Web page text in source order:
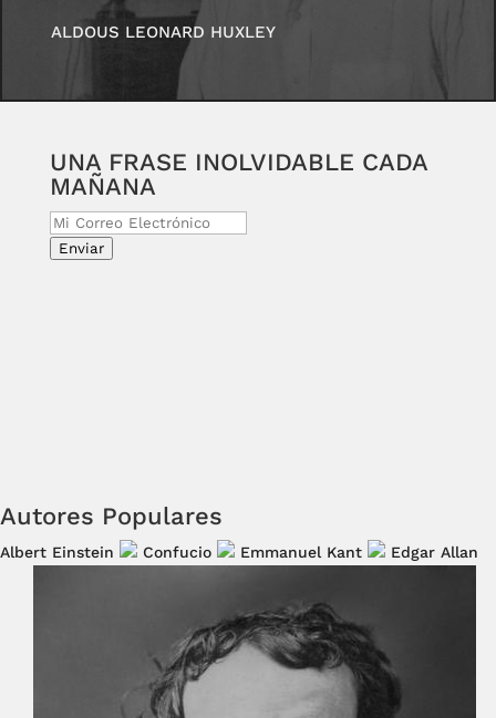
ALDOUS LEONARD HUXLEY
UNA FRASE INOLVIDABLE CADA
MAÑANA
Enviar
Autores Populares
Albert Einstein Confucio Emmanuel Kant Edgar Allan